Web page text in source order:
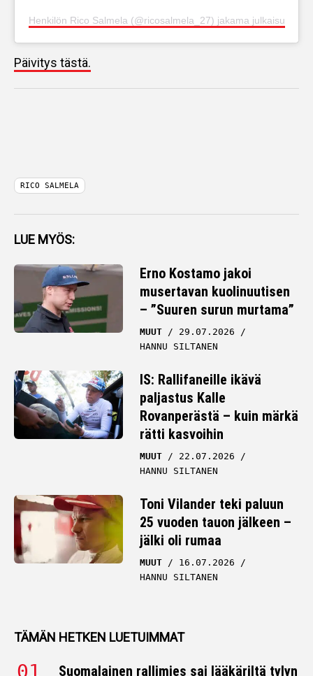
Henkilön Rico Salmela (@ricosalmela_27) jakama julkaisu
Päivitys tästä.
RICO SALMELA
LUE MYÖS:
Erno Kostamo jakoi
musertavan kuolinuutisen
– ”Suuren surun murtama”
MUUT
29.07.2026
HANNU SILTANEN
IS: Rallifaneille ikävä
paljastus Kalle
Rovanperästä – kuin märkä
rätti kasvoihin
MUUT
22.07.2026
HANNU SILTANEN
Toni Vilander teki paluun
25 vuoden tauon jälkeen –
jälki oli rumaa
MUUT
16.07.2026
HANNU SILTANEN
TÄMÄN HETKEN LUETUIMMAT
Suomalainen rallimies sai lääkäriltä tylyn